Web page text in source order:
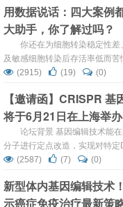
基于导电水凝胶的电穿孔系统
1（PD1）靶向CRISPR-Ca...
用数据说话：四大案例
大助手，你了解过吗？
你还在为细胞转染稳定性
及敏感细胞转染后存活率低而
Nucleofector™转染技术将会为
力吗？ Lonza最新一代的4D-
及384-well Nucleofector™将会
(2915) (19) (0)
【邀请函】CRISPR
将于6月21日在上海举
论坛背景 基因编辑技术能
分子进行定点改造，实现对特
点突变等“精确编辑”，彻底改变
为代表的新型基因编辑技术具有
强等优点，其在基因功能研究、
(2587) (7) (0)
新型体内基因编辑技术
示癌症免疫治疗最新策